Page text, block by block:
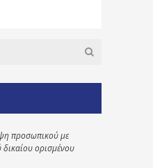
προσωπικού με
ορισμένου